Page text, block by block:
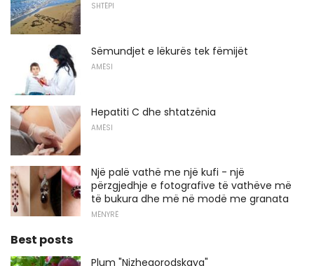
SHTËPI
Sëmundjet e lëkurës tek fëmijët
AMËSI
Hepatiti C dhe shtatzënia
AMËSI
Një palë vathë me një kufi - një
përzgjedhje e fotografive të vathëve më
të bukura dhe më në modë me granata
MËNYRË
Best posts
Plum "Nizhegorodskaya"